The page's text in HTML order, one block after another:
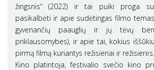
žingsnis“ (2022) ir tai puiki proga
pasikalbėti ir apie sudėtingas filmo
gyvenančių paauglių ir jų tėvų
priklausomybes), ir apie tai, kokius
pirmą filmą kuriantys režisieriai ir režisierės.
Kino platintoja, festivalio svečio kino